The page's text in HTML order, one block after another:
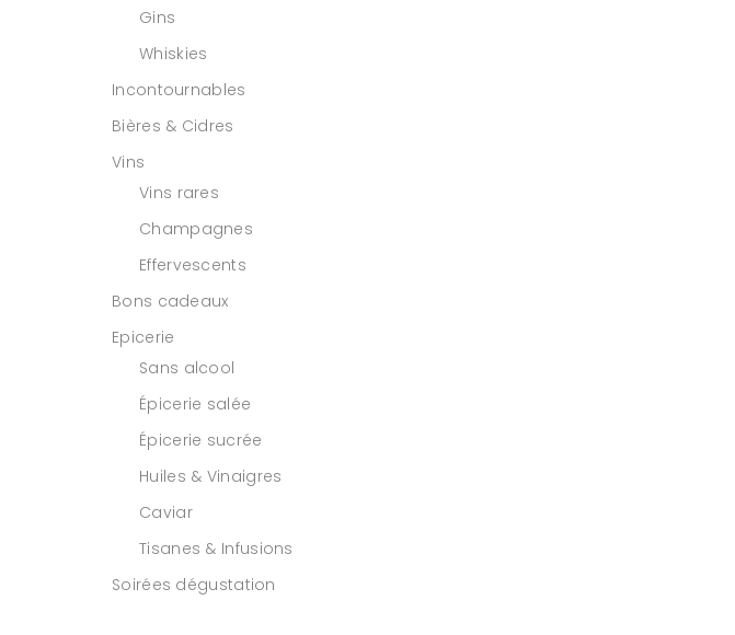
Gins
Whiskies
Incontournables
Bières & Cidres
Vins
Vins rares
Champagnes
Effervescents
Bons cadeaux
Epicerie
Sans alcool
Épicerie salée
Épicerie sucrée
Huiles & Vinaigres
Caviar
Tisanes & Infusions
Soirées dégustation